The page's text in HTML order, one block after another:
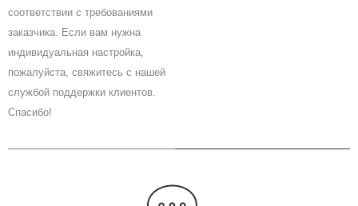
соответствии с требованиями
заказчика. Если вам нужна
индивидуальная настройка,
пожалуйста, свяжитесь с нашей
службой поддержки клиентов.
Спасибо!